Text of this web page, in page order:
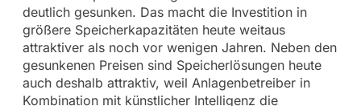
deutlich gesunken. Das macht die Investition in
größere Speicherkapazitäten heute weitaus
attraktiver als noch vor wenigen Jahren. Neben den
gesunkenen Preisen sind Speicherlösungen heute
auch deshalb attraktiv, weil Anlagenbetreiber in
Kombination mit künstlicher Intelligenz die